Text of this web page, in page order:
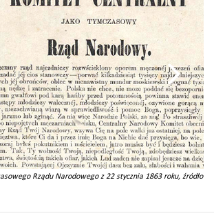
Rządu Narodowego z 22 stycznia 1863 roku, źródło: